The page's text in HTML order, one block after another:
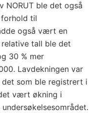
NORUT ble det også
til
også vært en
tall ble det
30 % mer
Lavdekningen var
som ble registrert i
vært økning i